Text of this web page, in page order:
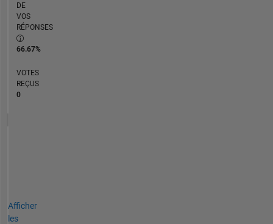
DE
VOS
RÉPONSES
66.67%
VOTES
REÇUS
0
Afficher
les